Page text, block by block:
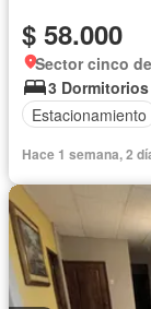
$ 58.000
Sector cinco
3 Dormitorios
Estacionamiento
Hace 1 semana, 2